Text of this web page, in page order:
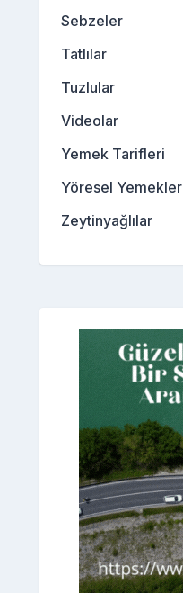
Sebzeler
Tatlılar
Tuzlular
Videolar
Yemek Tarifleri
Yöresel Yemekler
Zeytinyağlılar